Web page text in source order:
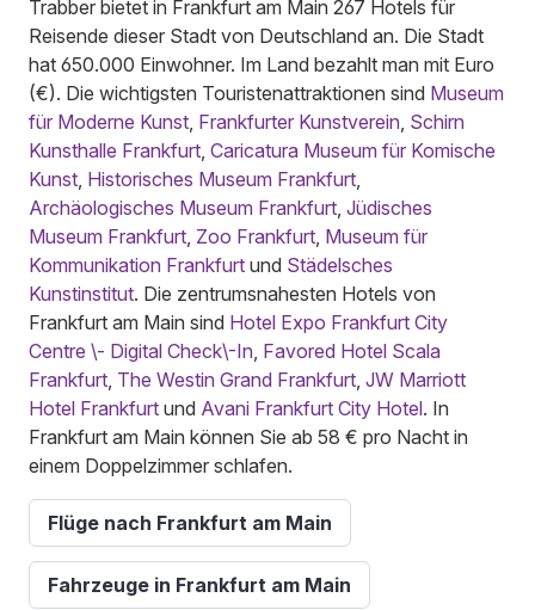
Trabber bietet in Frankfurt am Main 267 Hotels für
Reisende dieser Stadt von Deutschland an. Die Stadt
hat 650.000 Einwohner. Im Land bezahlt man mit Euro
(€). Die wichtigsten Touristenattraktionen sind Museum
für Moderne Kunst, Frankfurter Kunstverein, Schirn
Kunsthalle Frankfurt, Caricatura Museum für Komische
Kunst, Historisches Museum Frankfurt,
Archäologisches Museum Frankfurt, Jüdisches
Museum Frankfurt, Zoo Frankfurt, Museum für
Kommunikation Frankfurt und Städelsches
Kunstinstitut. Die zentrumsnahesten Hotels von
Frankfurt am Main sind Hotel Expo Frankfurt City
Centre \- Digital Check\-In, Favored Hotel Scala
Frankfurt, The Westin Grand Frankfurt, JW Marriott
Hotel Frankfurt und Avani Frankfurt City Hotel. In
Frankfurt am Main können Sie ab 58 € pro Nacht in
einem Doppelzimmer schlafen.
Flüge nach Frankfurt am Main
Fahrzeuge in Frankfurt am Main